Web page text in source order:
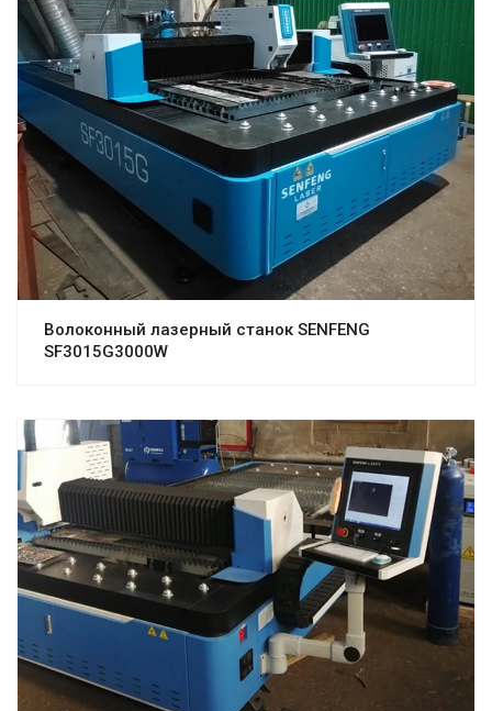
Волоконный лазерный станок SENFENG
SF3015G3000W